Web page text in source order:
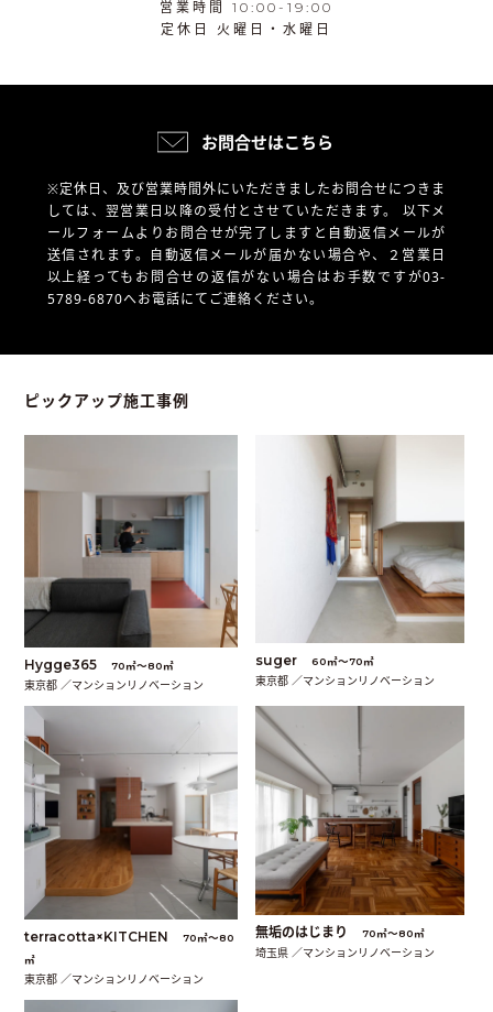
営業時間 10:00-19:00
定休日 火曜日・水曜日
お問合せはこちら
※定休日、及び営業時間外にいただきましたお問合せにつきま
しては、翌営業日以降の受付とさせていただきます。 以下メ
ールフォームよりお問合せが完了しますと自動返信メールが
送信されます。自動返信メールが届かない場合や、
２営業日
以上経ってもお問合せの返信がない場合はお手数ですが03-
5789-6870へお電話にてご連絡ください。
ピックアップ施工事例
Hygge365 70㎡〜80㎡
東京都 ／マンションリノベーション
suger 60㎡〜70㎡
東京都 ／マンションリノベーション
terracotta×KITCHEN
70㎡〜80
㎡
東京都 ／マンションリノベーション
無垢のはじまり 70㎡〜80㎡
埼玉県 ／マンションリノベーション